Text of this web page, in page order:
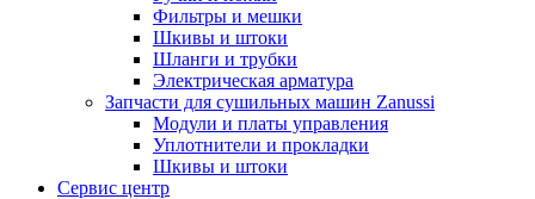
Фильтры и мешки
Шкивы и штоки
Шланги и трубки
Электрическая арматура
Запчасти для сушильных машин Zanussi
Модули и платы управления
Уплотнители и прокладки
Шкивы и штоки
Сервис центр